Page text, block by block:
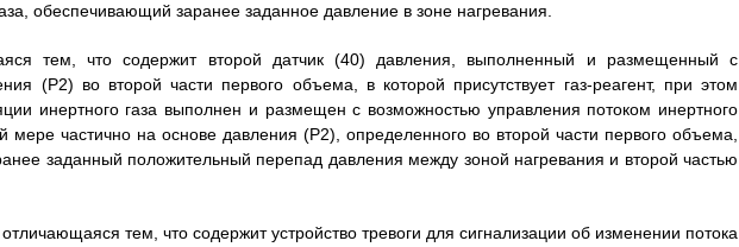
обеспечивающий заранее заданное давление в зоне нагревания.
тем, что содержит второй датчик (40) давления, выполненный и размещенный с
(Р2) во второй части первого объема, в которой присутствует газ-реагент, при этом
инертного газа выполнен и размещен с возможностью управления потоком инертного
мере частично на основе давления (Р2), определенного во второй части первого объема,
заданный положительный перепад давления между зоной нагревания и второй частью
тем, что содержит устройство тревоги для сигнализации об изменении потока